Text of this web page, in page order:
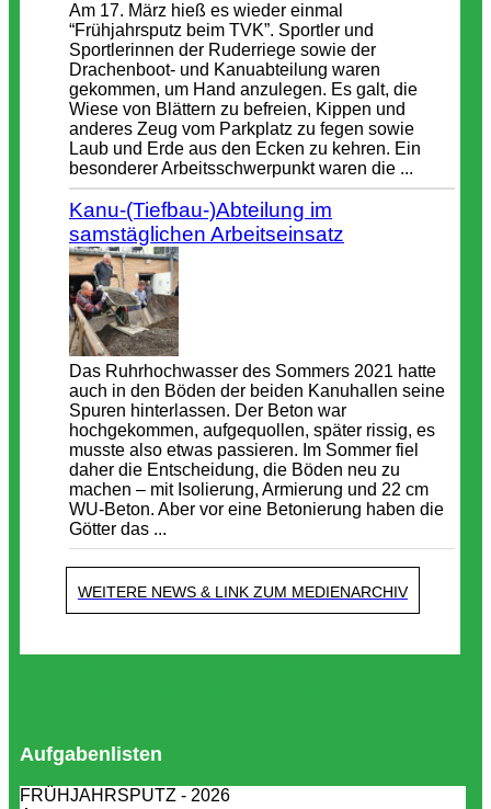
Am 17. März hieß es wieder einmal
“Frühjahrsputz beim TVK”. Sportler und
Sportlerinnen der Ruderriege sowie der
Drachenboot- und Kanuabteilung waren
gekommen, um Hand anzulegen. Es galt, die
Wiese von Blättern zu befreien, Kippen und
anderes Zeug vom Parkplatz zu fegen sowie
Laub und Erde aus den Ecken zu kehren. Ein
besonderer Arbeitsschwerpunkt waren die ...
Kanu-(Tiefbau-)Abteilung im
samstäglichen Arbeitseinsatz
Das Ruhrhochwasser des Sommers 2021 hatte
auch in den Böden der beiden Kanuhallen seine
Spuren hinterlassen. Der Beton war
hochgekommen, aufgequollen, später rissig, es
musste also etwas passieren. Im Sommer fiel
daher die Entscheidung, die Böden neu zu
machen – mit Isolierung, Armierung und 22 cm
WU-Beton. Aber vor eine Betonierung haben die
Götter das ...
WEITERE NEWS & LINK ZUM MEDIENARCHIV
Aufgabenlisten
FRÜHJAHRSPUTZ - 2026